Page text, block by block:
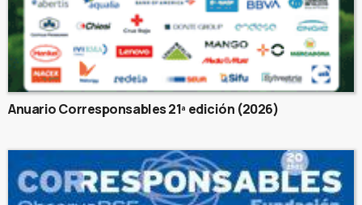
Anuario Corresponsables 21ª edición (2026)